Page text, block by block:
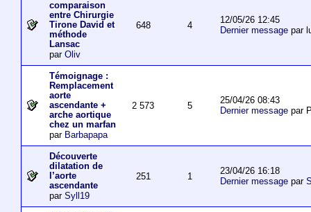
comparaison
entre Chirurgie
Tirone David et
méthode
Lansac
par Oliv
648 4
12/05/26 12:45
Dernier messagepar
Témoignage :
Remplacement
aorte
ascendante +
arche aortique
chez un marfan
par Barbapapa
2 573 5
25/04/26 08:43
Dernier messagepar
Découverte
dilatation de
l’aorte
ascendante
par Syll19
251 1
23/04/26 16:18
Dernier messagepar